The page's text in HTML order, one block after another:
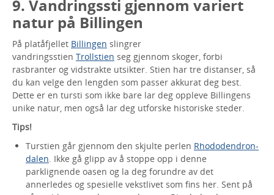
9. Vandringssti gjennom variert
natur på Billingen
På platåfjellet Billingen slingrer
vandringsstien Trollstien seg gjennom skoger, forbi
rasbranter og vidstrakte utsikter. Stien har tre distanser, så
du kan velge den lengden som passer akkurat deg best.
Dette er en tursti som ikke bare lar deg oppleve Billingens
unike natur, men også lar deg utforske historiske steder.
Tips!
Turstien går gjennom den skjulte perlen Rhododendron-
dalen. Ikke gå glipp av å stoppe opp i denne
parklignende oasen og la deg forundre av det
annerledes og spesielle vekstlivet som fins her. Sent på